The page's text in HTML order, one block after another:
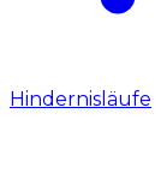
Hindernisläufe